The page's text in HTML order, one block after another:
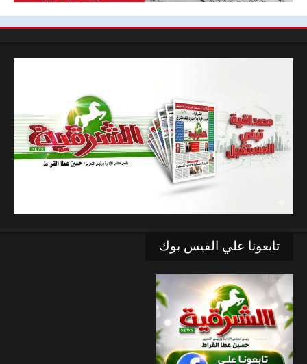
تابعونا علي الفيس بوك